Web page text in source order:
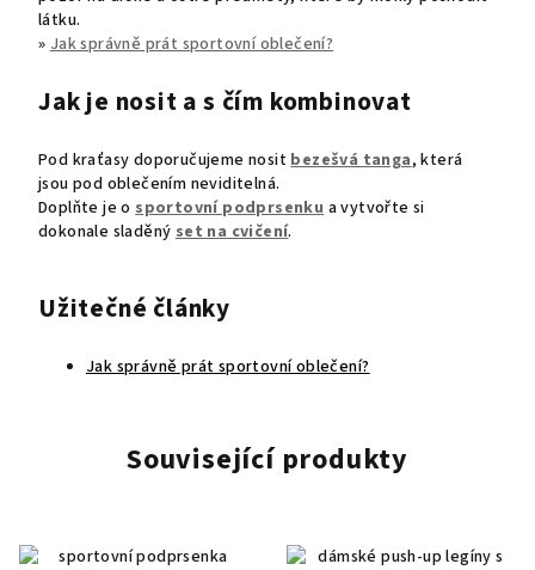
látku.
»Jak správně prát sportovní oblečení?
Jak je nosit a s čím kombinovat
Pod kraťasy doporučujeme nositbezešvá tanga, která
jsou pod oblečením neviditelná.
Doplňte je osportovní podprsenkua vytvořte si
dokonale sladěnýset na cvičení.
Užitečné články
Jak správně prát sportovní oblečení?
Související produkty